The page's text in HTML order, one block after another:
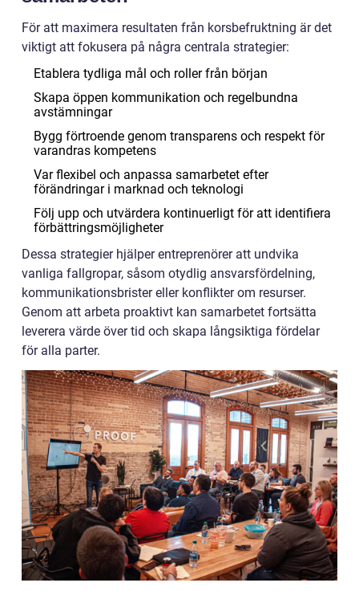
För att maximera resultaten från korsbefruktning är det
viktigt att fokusera på några centrala strategier:
Etablera tydliga mål och roller från början
Skapa öppen kommunikation och regelbundna
avstämningar
Bygg förtroende genom transparens och respekt för
varandras kompetens
Var flexibel och anpassa samarbetet efter
förändringar i marknad och teknologi
Följ upp och utvärdera kontinuerligt för att identifiera
förbättringsmöjligheter
Dessa strategier hjälper entreprenörer att undvika
vanliga fallgropar, såsom otydlig ansvarsfördelning,
kommunikationsbrister eller konflikter om resurser.
Genom att arbeta proaktivt kan samarbetet fortsätta
leverera värde över tid och skapa långsiktiga fördelar
för alla parter.